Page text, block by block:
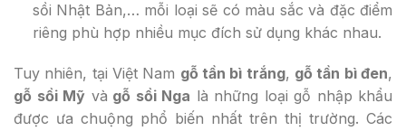
sồi Nhật Bản,… mỗi loại sẽ có màu sắc và đặc điểm
riêng phù hợp nhiều mục đích sử dụng khác nhau.
Tuy nhiên, tại Việt Nam gỗ tần bì trắng, gỗ tần bì đen,
gỗ sồi Mỹ và gỗ sồi Nga là những loại gỗ nhập khẩu
được ưa chuộng phổ biến nhất trên thị trường. Các